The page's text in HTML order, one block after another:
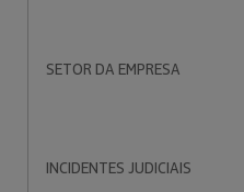
SETOR DA EMPRESA
INCIDENTES JUDICIAIS